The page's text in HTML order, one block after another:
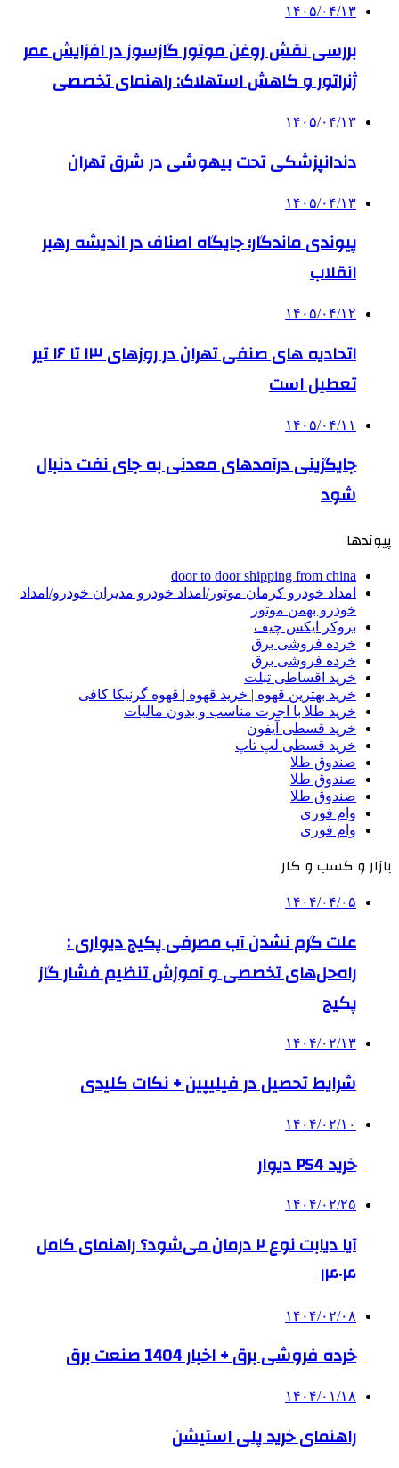
۱۴۰۵/۰۴/۱۳
بررسی نقش روغن موتور گازسوز در افزایش عمر
ژنراتور و کاهش استهلاک: راهنمای تخصصی
۱۴۰۵/۰۴/۱۳
دندانپزشکی تحت بیهوشی در شرق تهران
۱۴۰۵/۰۴/۱۳
پیوندی ماندگار؛ جایگاه اصناف در اندیشه رهبر
انقلاب
۱۴۰۵/۰۴/۱۲
اتحادیه های صنفی تهران در روزهای ۱۳ تا ۱۶ تیر
تعطیل است
۱۴۰۵/۰۴/۱۱
جایگزینی درآمدهای معدنی به جای نفت دنبال
شود
پیوندها
door to door shipping from china
امداد خودرو کرمان موتور/امداد خودرو مدیران خودرو/امداد
خودرو بهمن موتور
بروکر ایکس چیف
خرده فروشی برق
خرده فروشی برق
خرید اقساطی تبلت
خرید بهترین قهوه | خرید قهوه | قهوه گرنیکا کافی
خرید طلا با اجرت مناسب و بدون مالیات
خرید قسطی آیفون
خرید قسطی لپ تاپ
صندوق طلا
صندوق طلا
صندوق طلا
وام فوری
وام فوری
بازار و کسب و کار
۱۴۰۴/۰۴/۰۵
علت گرم نشدن آب مصرفی پکیج دیواری :
راه‌حل‌های تخصصی و آموزش تنظیم فشار گاز
پکیج
۱۴۰۴/۰۲/۱۳
شرایط تحصیل در فیلیپین + نکات کلیدی
۱۴۰۴/۰۲/۱۰
خرید PS4 دیوار
۱۴۰۴/۰۲/۲۵
آیا دیابت نوع ۲ درمان می‌شود؟ راهنمای کامل
۱۴۰۴
۱۴۰۴/۰۲/۰۸
خرده فروشی برق + اخبار 1404 صنعت برق
۱۴۰۴/۰۱/۱۸
راهنمای خرید پلی استیشن